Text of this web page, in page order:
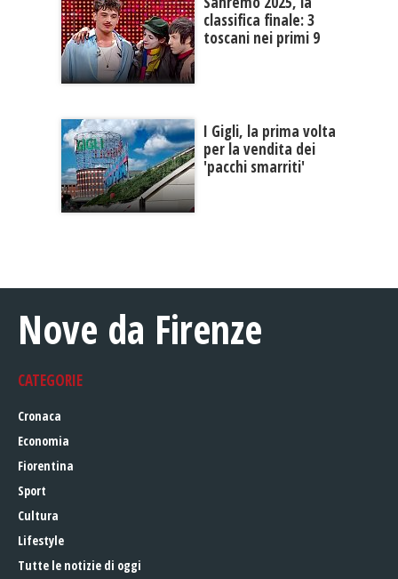
classifica finale: 3
toscani nei primi 9
I Gigli, la prima volta
per la vendita dei
'pacchi smarriti'
Nove da Firenze
CATEGORIE
Cronaca
Economia
Fiorentina
Sport
Cultura
Lifestyle
Tutte le notizie di oggi